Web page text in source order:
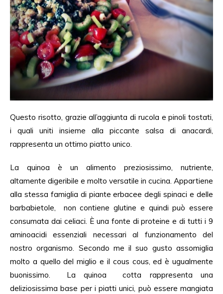
Questo risotto, grazie all’aggiunta di rucola e pinoli tostati,
i quali uniti insieme alla piccante salsa di anacardi,
rappresenta un ottimo piatto unico.
La quinoa è un alimento preziosissimo, nutriente,
altamente digeribile e molto versatile in cucina. Appartiene
alla stessa famiglia di piante erbacee degli spinaci e delle
barbabietole, non contiene glutine e quindi può essere
consumata dai celiaci. È una fonte di proteine e di tutti i 9
aminoacidi essenziali necessari al funzionamento del
nostro organismo. Secondo me il suo gusto assomiglia
molto a quello del miglio e il cous cous, ed è ugualmente
buonissimo. La quinoa cotta rappresenta una
deliziosissima base per i piatti unici, può essere mangiata